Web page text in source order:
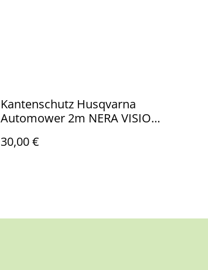
Kantenschutz Husqvarna
Automower 2m NERA VISION
30,00 €